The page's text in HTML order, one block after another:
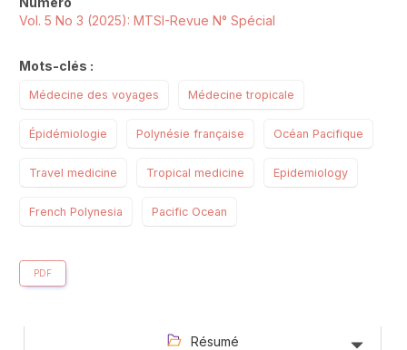
Vol. 5 No 3 (2025): MTSI-Revue N° Spécial
Mots-clés :
Médecine des voyages Médecine tropicale
Épidémiologie Polynésie française Océan Pacifique
Travel medicine Tropical medicine Epidemiology
French Polynesia Pacific Ocean
PDF
Résumé